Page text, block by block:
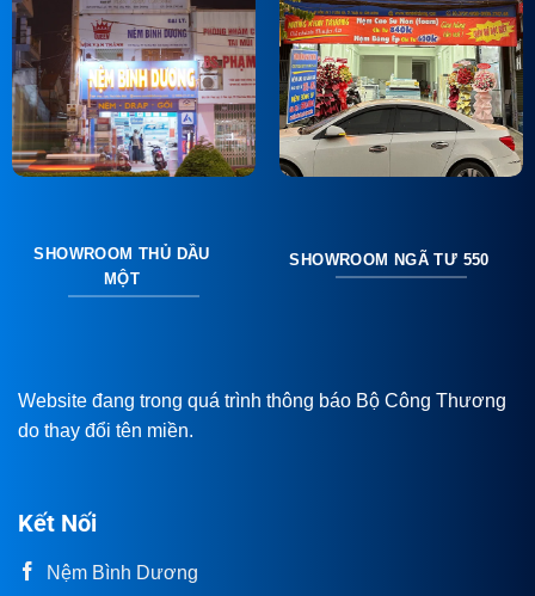
SHOWROOM THỦ DẦU
MỘT
SHOWROOM NGÃ TƯ 550
Website đang trong quá trình thông báo Bộ Công Thương
do thay đổi tên miền.
Kết Nối
Nệm Bình Dương